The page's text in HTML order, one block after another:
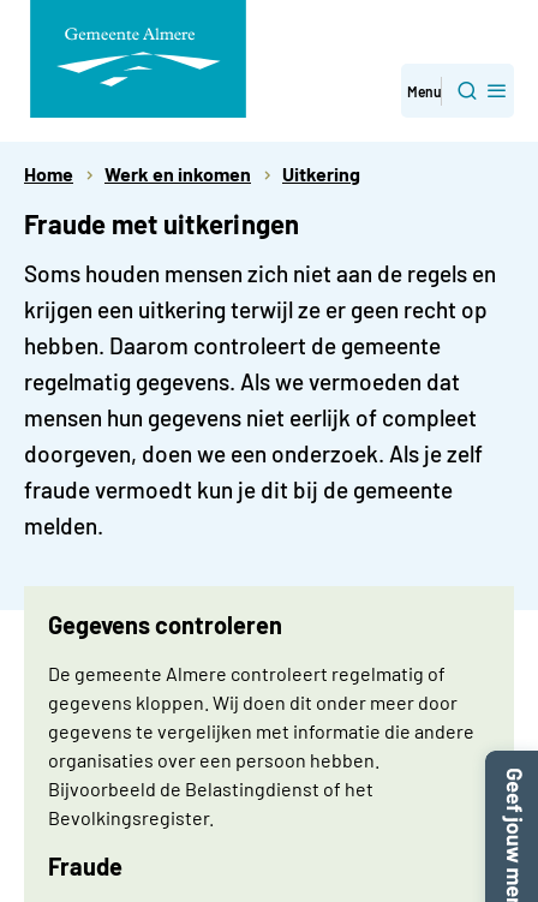
paginainhoud
Menu Zoeken
Home Werk en inkomen Uitkering
Fraude met uitkeringen
Soms houden mensen zich niet aan de regels en
krijgen een uitkering terwijl ze er geen recht op
hebben. Daarom controleert de gemeente
regelmatig gegevens. Als we vermoeden dat
mensen hun gegevens niet eerlijk of compleet
doorgeven, doen we een onderzoek. Als je zelf
fraude vermoedt kun je dit bij de gemeente
melden.
Gegevens controleren
De gemeente Almere controleert regelmatig of
gegevens kloppen. Wij doen dit onder meer door
gegevens te vergelijken met informatie die andere
organisaties over een persoon hebben.
Bijvoorbeeld de Belastingdienst of het
Bevolkingsregister.
Fraude